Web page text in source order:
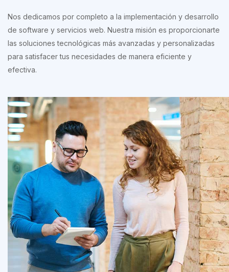
Nos dedicamos por completo a la implementación y desarrollo
de software y servicios web. Nuestra misión es proporcionarte
las soluciones tecnológicas más avanzadas y personalizadas
para satisfacer tus necesidades de manera eficiente y
efectiva.